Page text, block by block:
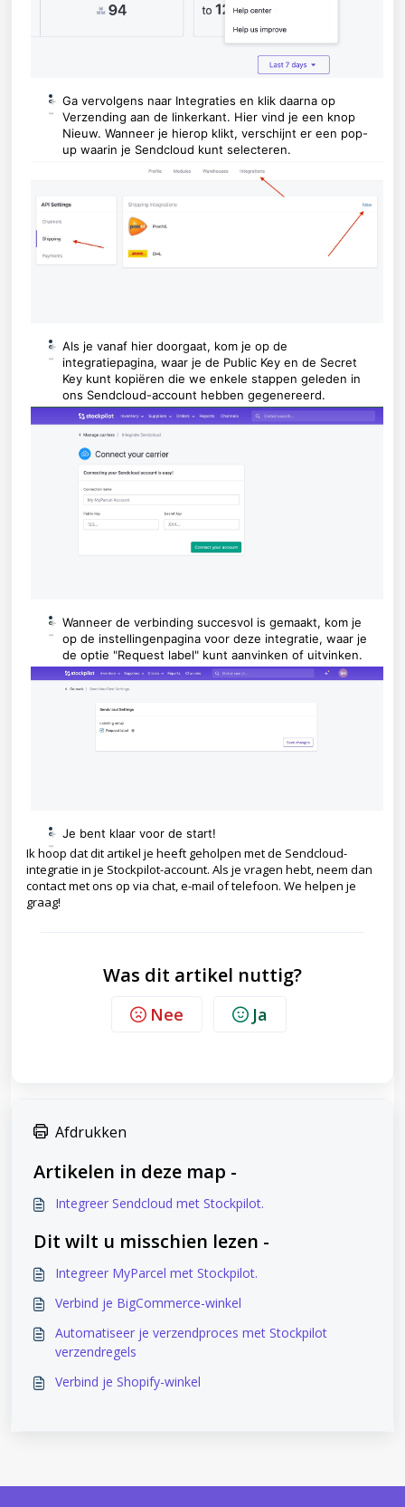
+
-
Ga vervolgens naar Integraties en klik daarna op
Verzending aan de linkerkant. Hier vind je een knop
Nieuw. Wanneer je hierop klikt, verschijnt er een pop-
up waarin je Sendcloud kunt selecteren.
+
-
Als je vanaf hier doorgaat, kom je op de
integratiepagina, waar je de Public Key en de Secret
Key kunt kopiëren die we enkele stappen geleden in
ons Sendcloud-account hebben gegenereerd.
+
-
Wanneer de verbinding succesvol is gemaakt, kom je
op de instellingenpagina voor deze integratie, waar je
de optie "Request label" kunt aanvinken of uitvinken.
+
-
Je bent klaar voor de start!
Ik hoop dat dit artikel je heeft geholpen met de Sendcloud-
integratie in je Stockpilot-account. Als je vragen hebt, neem dan
contact met ons op via chat, e-mail of telefoon. We helpen je
graag!
Was dit artikel nuttig?
Nee Ja
Afdrukken
Artikelen in deze map -
Integreer Sendcloud met Stockpilot.
Dit wilt u misschien lezen -
Integreer MyParcel met Stockpilot.
Verbind je BigCommerce-winkel
Automatiseer je verzendproces met Stockpilot
verzendregels
Verbind je Shopify-winkel